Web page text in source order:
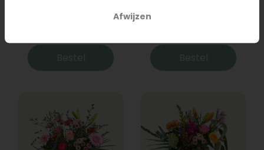
Bestel Bestel
Afwijzen